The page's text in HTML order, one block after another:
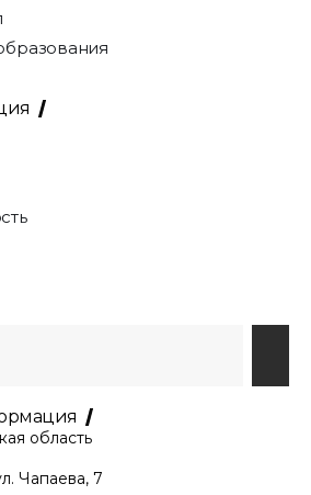
область
Чапаева, 7